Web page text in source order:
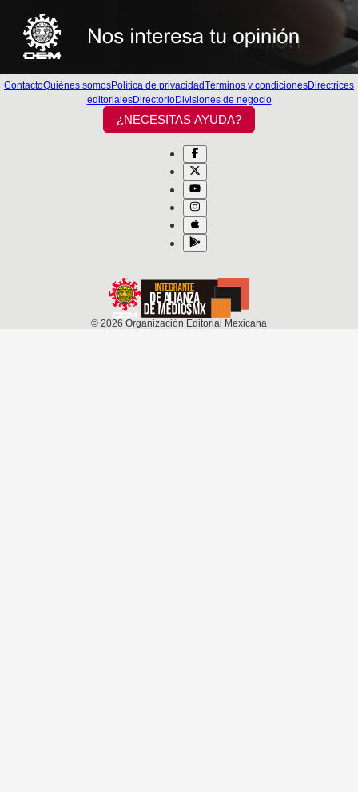
ContactoQuiénes somosPolítica de privacidadTérminos y condicionesDirectrices
editorialesDirectorioDivisiones de negocio
¿NECESITAS AYUDA?
© 2026 Organización Editorial Mexicana